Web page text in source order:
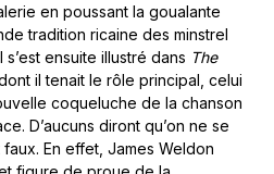
en poussant la goualante
tradition ricaine des minstrel
ensuite illustré dans The
il tenait le rôle principal, celui
coqueluche de la chanson
D’aucuns diront qu’on ne se
En effet, James Weldon